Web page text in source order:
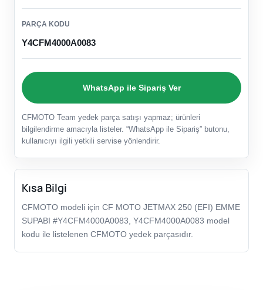
PARÇA KODU
Y4CFM4000A0083
WhatsApp ile Sipariş Ver
CFMOTO Team yedek parça satışı yapmaz; ürünleri
bilgilendirme amacıyla listeler. “WhatsApp ile Sipariş” butonu,
kullanıcıyı ilgili yetkili servise yönlendirir.
Kısa Bilgi
CFMOTO modeli için CF MOTO JETMAX 250 (EFI) EMME
SUPABI #Y4CFM4000A0083, Y4CFM4000A0083 model
kodu ile listelenen CFMOTO yedek parçasıdır.